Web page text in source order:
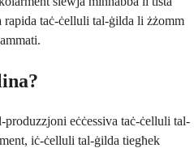
taċ-ċelluli tal-ġilda li żżomm
eċċessiva taċ-ċelluli tal-
iċ-ċelluli tal-ġilda tiegħek